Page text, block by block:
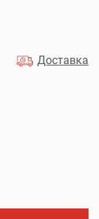
Доставка